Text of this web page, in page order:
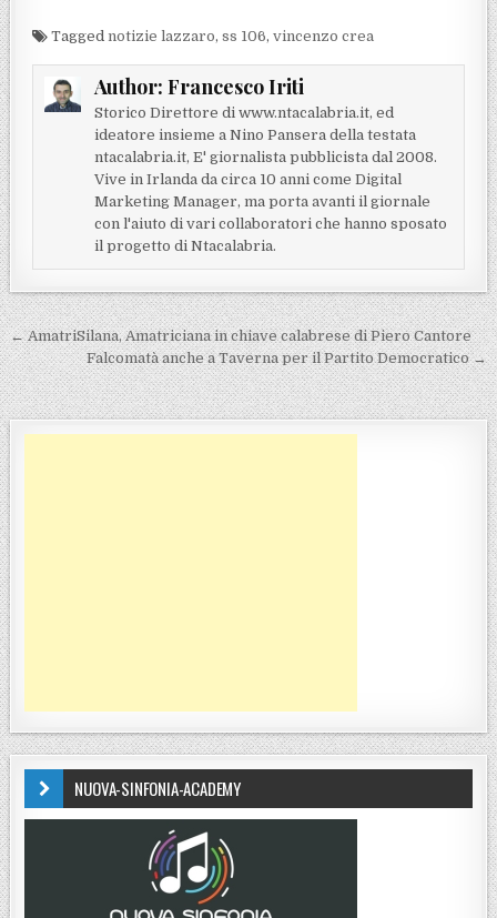
Tagged notizie lazzaro,ss 106,vincenzo crea
Author: Francesco Iriti
Storico Direttore di www.ntacalabria.it, ed
ideatore insieme a Nino Pansera della testata
ntacalabria.it, E' giornalista pubblicista dal 2008.
Vive in Irlanda da circa 10 anni come Digital
Marketing Manager, ma porta avanti il giornale
con l'aiuto di vari collaboratori che hanno sposato
il progetto di Ntacalabria.
Navigazione articoli
← AmatriSilana, Amatriciana in chiave calabrese di Piero Cantore
Falcomatà anche a Taverna per il Partito Democratico →
NUOVA-SINFONIA-ACADEMY